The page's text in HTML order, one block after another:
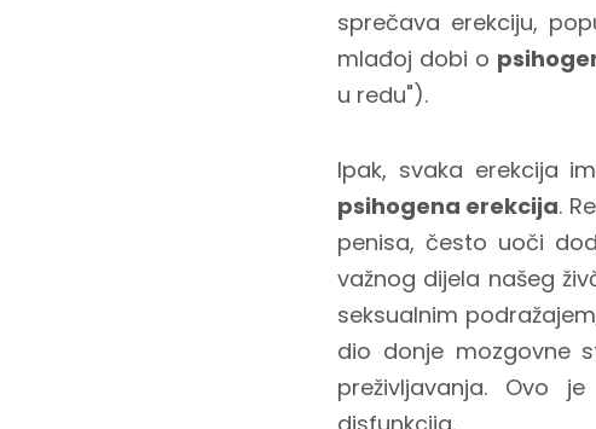
sprečava erekciju,
mlađoj dobi o
u redu").
Ipak, svaka erekcija
psihogena erekcija.
penisa, često uoči
važnog dijela našeg
seksualnim
dio donje mozgovne
preživljavanja. Ovo